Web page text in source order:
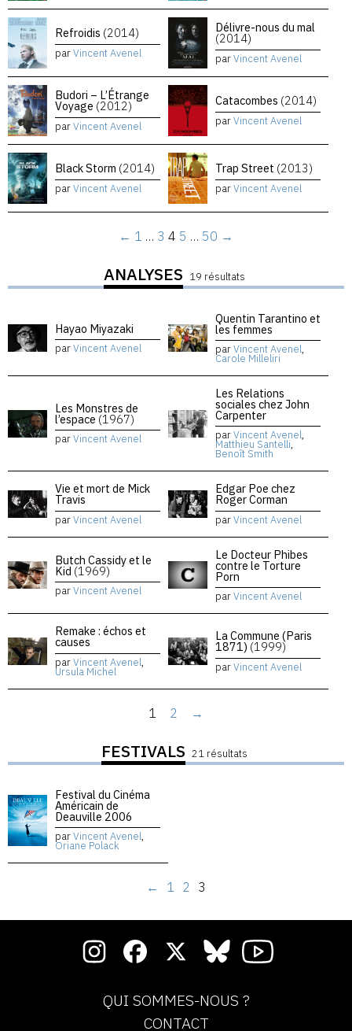
Refroidis (2014)
parVincent Avenel
Délivre-nous du mal
(2014)
parVincent Avenel
Budori – L’Étrange
Voyage (2012)
parVincent Avenel
Catacombes (2014)
parVincent Avenel
Black Storm (2014)
parVincent Avenel
Trap Street (2013)
parVincent Avenel
← 1 … 3 4 5 … 50 →
ANALYSES 19 résultats
Hayao Miyazaki
parVincent Avenel
Quentin Tarantino et
les femmes
parVincent Avenel,
Carole Milleliri
Les Monstres de
l’espace (1967)
parVincent Avenel
Les Relations
sociales chez John
Carpenter
parVincent Avenel,
Matthieu Santelli,
Benoît Smith
Vie et mort de Mick
Travis
parVincent Avenel
Edgar Poe chez
Roger Corman
parVincent Avenel
Butch Cassidy et le
Kid (1969)
parVincent Avenel
Le Docteur Phibes
contre le Torture
Porn
parVincent Avenel
Remake : échos et
causes
parVincent Avenel,
Ursula Michel
La Commune (Paris
1871) (1999)
parVincent Avenel
1 2 →
FESTIVALS 21 résultats
Festival du Cinéma
Américain de
Deauville 2006
parVincent Avenel,
Oriane Polack
← 1 2 3
QUI SOMMES-NOUS ?
CONTACT